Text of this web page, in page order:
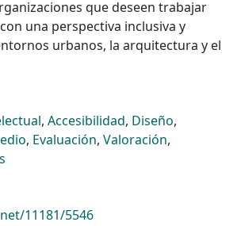
que deseen trabajar
una perspectiva inclusiva y
urbanos, la arquitectura y el
, Accesibilidad, Diseño,
, Evaluación, Valoración,
11181/5546